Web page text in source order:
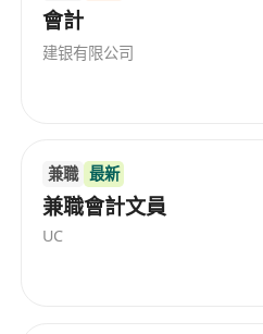
會計
建银有限公司
兼職 最新
兼職會計文員
UC